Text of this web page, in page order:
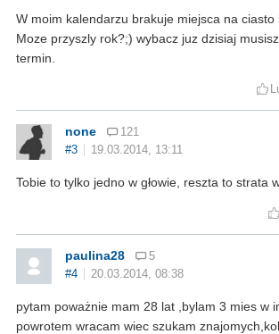
W moim kalendarzu brakuje miejsca na ciasto
Moze przyszly rok?;) wybacz juz dzisiaj
termin.
none
121
#3
19.03.2014, 13:11
Tobie to tylko jedno w głowie, reszta to strata
paulina28
5
#4
20.03.2014, 08:38
pytam poważnie mam 28 lat ,bylam 3 mies w
powrotem wracam wiec szukam